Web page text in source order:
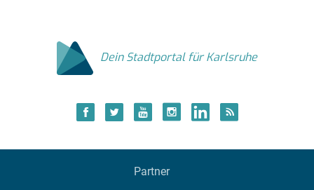
Dein Stadtportal für Karlsruhe
Partner